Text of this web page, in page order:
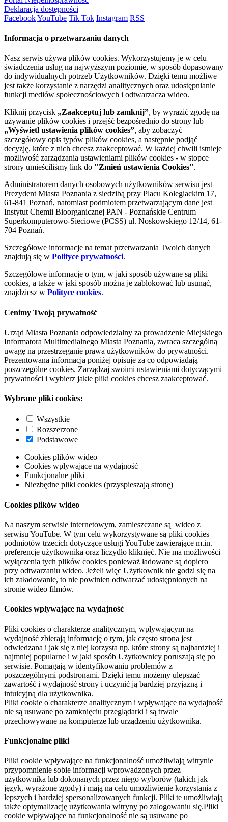
Deklaracja dostępności
FacebookYouTube Tik Tok Instagram RSS
Informacja o przetwarzaniu danych
Nasz serwis używa plików cookies. Wykorzystujemy je w celu
świadczenia usług na najwyższym poziomie, w sposób dopasowany
do indywidualnych potrzeb Użytkowników. Dzięki temu możliwe
jest także korzystanie z narzędzi analitycznych oraz udostępnianie
funkcji mediów społecznościowych i odtwarzacza wideo.
Kliknij przycisk „Zaakceptuj lub zamknij”, by wyrazić zgodę na
używanie plików cookies i przejść bezpośrednio do strony lub
„Wyświetl ustawienia plików cookies”, aby zobaczyć
szczegółowy opis typów plików cookies, a następnie podjąć
decyzję, które z nich chcesz zaakceptować. W każdej chwili istnieje
możliwość zarządzania ustawieniami plików cookies - w stopce
strony umieściliśmy link do "Zmień ustawienia Cookies".
Administratorem danych osobowych użytkowników serwisu jest
Prezydent Miasta Poznania z siedzibą przy Placu Kolegiackim 17,
61-841 Poznań, natomiast podmiotem przetwarzającym dane jest
Instytut Chemii Bioorganicznej PAN - Poznańskie Centrum
Superkomputerowo-Sieciowe (PCSS) ul. Noskowskiego 12/14, 61-
704 Poznań.
Szczegółowe informacje na temat przetwarzania Twoich danych
znajdują się w Polityce prywatności.
Szczegółowe informacje o tym, w jaki sposób używane są pliki
cookies, a także w jaki sposób można je zablokować lub usunąć,
znajdziesz w Polityce cookies.
Cenimy Twoją prywatność
Urząd Miasta Poznania odpowiedzialny za prowadzenie Miejskiego
Informatora Multimedialnego Miasta Poznania, zwraca szczególną
uwagę na przestrzeganie prawa użytkowników do prywatności.
Prezentowana informacja poniżej opisuje za co odpowiadają
poszczególne cookies. Zarządzaj swoimi ustawieniami dotyczącymi
prywatności i wybierz jakie pliki cookies chcesz zaakceptować.
Wybrane pliki cookies:
Wszystkie
Rozszerzone
Podstawowe
Cookies plików wideo
Cookies wpływające na wydajność
Funkcjonalne pliki
Niezbędne pliki cookies (przyspieszają stronę)
Cookies plików wideo
Na naszym serwisie internetowym, zamieszczane są wideo z
serwisu YouTube. W tym celu wykorzystywane są pliki cookies
podmiotów trzecich dotyczące usługi YouTube zawierające m.in.
preferencje użytkownika oraz liczydło kliknięć. Nie ma możliwości
wyłączenia tych plików cookies ponieważ ładowane są dopiero
przy odtwarzaniu wideo. Jeżeli więc Użytkownik nie godzi się na
ich załadowanie, to nie powinien odtwarzać udostępnionych na
stronie wideo filmów.
Cookies wpływające na wydajność
Pliki cookies o charakterze analitycznym, wpływającym na
wydajność zbierają informację o tym, jak często strona jest
odwiedzana i jak się z niej korzysta np. które strony są najbardziej i
najmniej popularne i w jaki sposób Użytkownicy poruszają się po
serwisie. Pomagają w identyfikowaniu problemów z
poszczególnymi podstronami. Dzięki temu możemy ulepszać
zawartość i wydajność strony i uczynić ją bardziej przyjazną i
intuicyjną dla użytkownika.
Pliki cookie o charakterze analitycznym i wpływające na wydajność
nie są usuwane po zamknięciu przeglądarki i są trwale
przechowywane na komputerze lub urządzeniu użytkownika.
Funkcjonalne pliki
Pliki cookie wpływające na funkcjonalność umożliwiają witrynie
przypomnienie sobie informacji wprowadzonych przez
użytkownika lub dokonanych przez niego wyborów (takich jak
język, wyrażone zgody) i mają na celu umożliwienie korzystania z
lepszych i bardziej spersonalizowanych funkcji. Pliki te umożliwiają
także optymalizację użytkowania witryny po zalogowaniu się.Pliki
cookie wpływające na funkcjonalność nie są usuwane po